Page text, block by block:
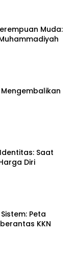
Muda:
Saat
Diri
Peta
KKN